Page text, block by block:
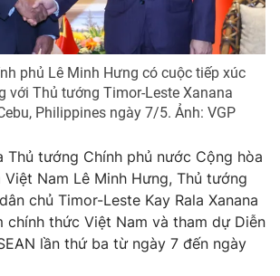
sống
tương lai
phủ Lê Minh Hưng có cuộc tiếp xúc
với Thủ tướng Timor-Leste Xanana
Philippines ngày 7/5. Ảnh: VGP
Thủ tướng Chính phủ nước Cộng hòa
Nam Lê Minh Hưng, Thủ tướng
chủ Timor-Leste Kay Rala Xanana
chính thức Việt Nam và tham dự Diễn
lần thứ ba từ ngày 7 đến ngày